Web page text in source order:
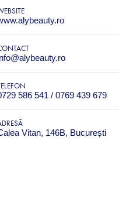
586 541 / 0769 439 679
Vitan, 146B, București